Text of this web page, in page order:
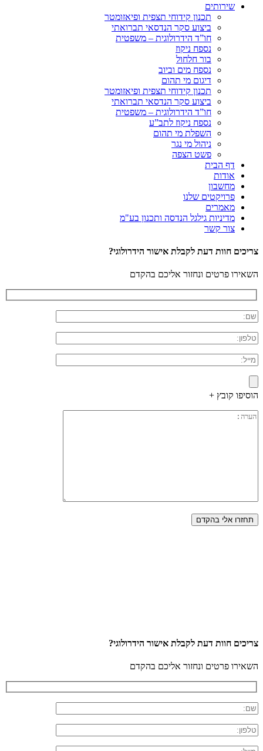
שירותים
תכנון קידוחי תצפית ופיאזומטר
ביצוע סקר הנדסאי תברואתי
חו”ד הידרולוגית – משפטית
נספח ניקוז
בור חלחול
נספח מים וביוב
דיגום מי תהום
תכנון קידוחי תצפית ופיאזומטר
ביצוע סקר הנדסאי תברואתי
חו”ד הידרולוגית – משפטית
נספח ניקוז לתב”ע
השפלת מי תהום
ניהול מי נגר
פשט הצפה
דף הבית
אודות
מחשבון
פרויקטים שלנו
מאמרים
מדיניות גילגל הנדסה ותכנון בע"מ
צור קשר
צריכים חוות דעת לקבלת אישור הידרולוגי?
השאירו פרטים ונחזור אליכם בהקדם
הוסיפו קובץ +
צריכים חוות דעת לקבלת אישור הידרולוגי?
השאירו פרטים ונחזור אליכם בהקדם